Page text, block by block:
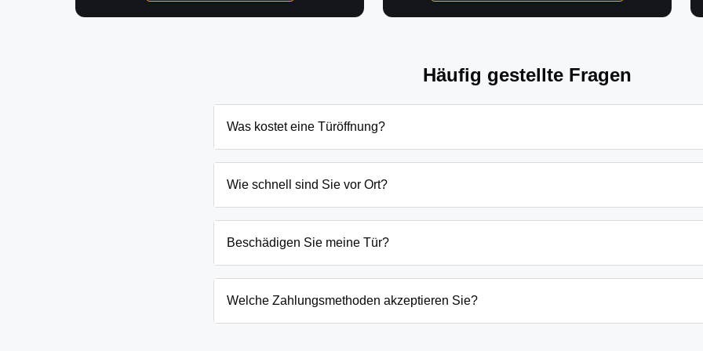
Häufig gestellte Fragen
Was kostet eine Türöffnung?
und Schließanlage. Grundsätzlich beginnen unsere Preise bei 69€ tagsüber für
Wie schnell sind Sie vor Ort?
eingesperrten Kindern oder laufenden Gefahrenquellen auch schneller.
Beschädigen Sie meine Tür?
absoluten Ausnahmefällen, wenn keine andere Möglichkeit besteht, müssen wir das
Welche Zahlungsmethoden akzeptieren Sie?